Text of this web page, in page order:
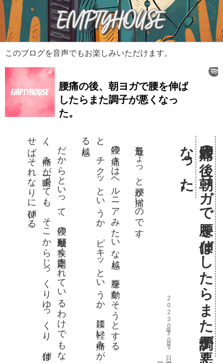
このブログを音声でもお楽しみいただけます。
腰痛の後
、朝
ヨ
ガ
で腰
を伸
ば
し
た
ら
ま
た調子
が悪
く
な
っ
た
。
2023年02月01日 水曜日
最近ちょっと腰が痛いのです。
腰の痛
さ
は
ヘ
ル
ニ
ア
み
た
い
な感
じ
。腰
を動
か
そ
う
と
す
る
と、
チ
ク
ッ
と
い
う
か
、
ピ
キ
ッ
と
い
う
か
。腰
に軽
い痛
み
が走
る感じ
。
だ
か
ら
と
い
っ
て
、腰
の可動域
が狭
く固定
さ
れ
て
い
る
わ
け
で
も
な
く。痛
み
が一瞬走
っ
て
も
、
そ
こ
か
ら
じ
っ
く
り
ゆ
っ
く
り
。伸
ば
せば
そ
れ
な
り
に伸
び
る
。